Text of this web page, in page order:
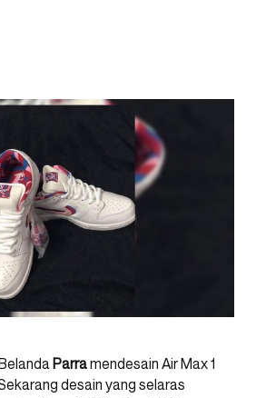
Parramendesain Air Max 1
desain yang selaras